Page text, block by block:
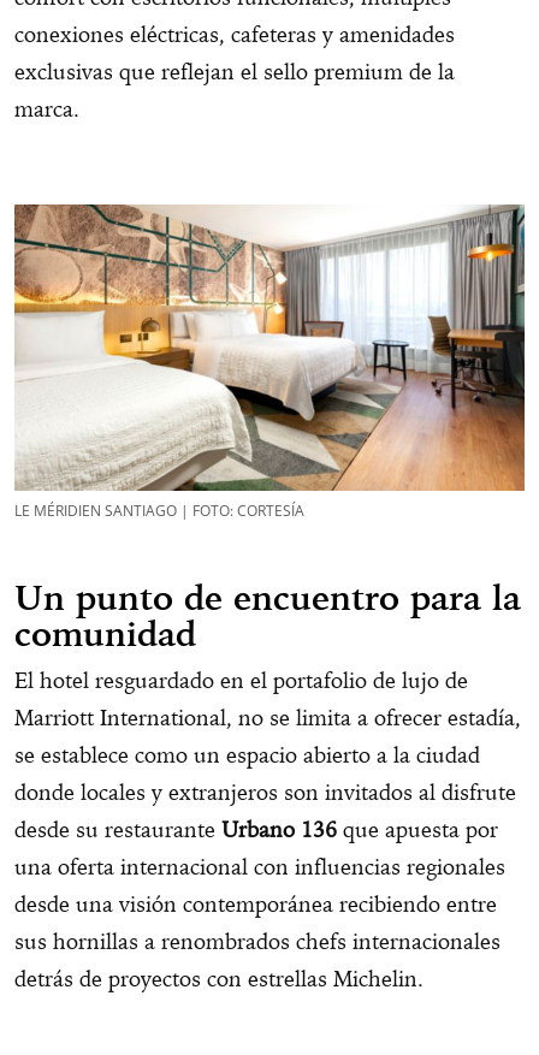
conexiones eléctricas, cafeteras y amenidades
exclusivas que reflejan el sello premium de la
marca.
LE MÉRIDIEN SANTIAGO | FOTO: CORTESÍA
Un punto de encuentro para la
comunidad
El hotel resguardado en el portafolio de lujo de
Marriott International, no se limita a ofrecer estadía,
se establece como un espacio abierto a la ciudad
donde locales y extranjeros son invitados al disfrute
desde su restaurante Urbano 136 que apuesta por
una oferta internacional con influencias regionales
desde una visión contemporánea recibiendo entre
sus hornillas a renombrados chefs internacionales
detrás de proyectos con estrellas Michelin.